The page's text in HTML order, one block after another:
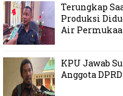
Terungkap
Produksi
Air
KPU Jawab
Anggota